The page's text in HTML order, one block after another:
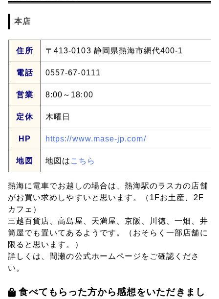
本店
住所 〒413-0103 静岡県熱海市網代400-1
電話 0557-67-0111
営業 8:00～18:00
定休 木曜日
HP https://www.mase-jp.com/
地図 地図は こちら
熱海に電車でお越しの場合は、熱海駅のラスカの店舗
がお買い求めしやすいと思います。（1Fお土産、2F
カフェ）
三越百貨店、高島屋、天満屋、京阪、川徳、一畑、井
筒屋でも置いてあるようです。（おそらく一部店舗に
限ると思います。）
詳しくは、間瀬の公式ホームページをご確認くださ
い。
食べてもらった方から感想をいただきまし